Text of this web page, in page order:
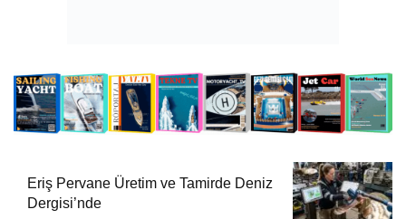
Eriş Pervane Üretim ve Tamirde Deniz
Dergisi’nde